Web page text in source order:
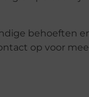
behoeften
op voor